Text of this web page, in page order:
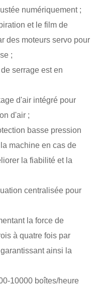
numériquement ;
et le film de
des moteurs servo pour
;
serrage est en
d'air intégré pour
d'air ;
basse pression
machine en cas de
la fiabilité et la
centralisée pour
la force de
à quatre fois par
ainsi la
10000 boîtes/heure